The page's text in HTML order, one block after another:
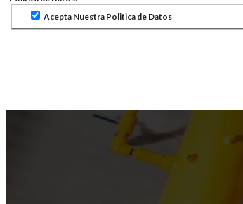
Acepta Nuestra Politica de Datos